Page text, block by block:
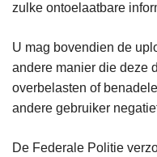
zulke ontoelaatbare
U mag bovendien de
andere manier die deze
overbelasten of
andere gebruiker
De Federale Politie